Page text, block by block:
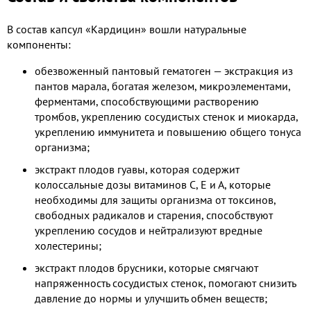
В состав капсул «Кардицин» вошли натуральные
компоненты:
обезвоженный пантовый гематоген — экстракция из
пантов марала, богатая железом, микроэлементами,
ферментами, способствующими растворению
тромбов, укреплению сосудистых стенок и миокарда,
укреплению иммунитета и повышению общего тонуса
организма;
экстракт плодов гуавы, которая содержит
колоссальные дозы витаминов С, Е и А, которые
необходимы для защиты организма от токсинов,
свободных радикалов и старения, способствуют
укреплению сосудов и нейтрализуют вредные
холестерины;
экстракт плодов брусники, которые смягчают
напряженность сосудистых стенок, помогают снизить
давление до нормы и улучшить обмен веществ;